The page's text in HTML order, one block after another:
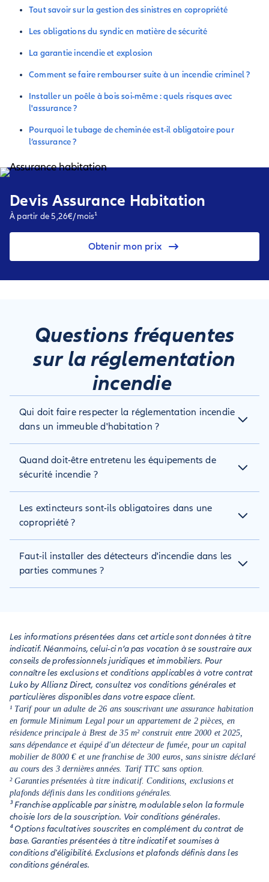
Tout savoir sur la gestion des sinistres en copropriété
Les obligations du syndic en matière de sécurité
La garantie incendie et explosion
Comment se faire rembourser suite à un incendie criminel ?
Installer un poêle à bois soi-même : quels risques avec
l'assurance ?
Pourquoi le tubage de cheminée est-il obligatoire pour
l’assurance ?
Devis Assurance Habitation
À partir de 5,26€/mois¹
Obtenir mon prix
Questions fréquentes
sur la réglementation
incendie
Qui doit faire respecter la réglementation incendie
dans un immeuble d'habitation ?
de sécurités obligatoires soient installés, en bon état de
fonctionnement et non dangereux.
Quand doit-être entretenu les équipements de
sécurité incendie ?
par an au minimum.
Les extincteurs sont-ils obligatoires dans une
copropriété ?
immeubles, mais sont fortement conseillés.
Faut-il installer des détecteurs d'incendie dans les
parties communes ?
Les informations présentées dans cet article sont données à titre
indicatif. Néanmoins, celui-ci n’a pas vocation à se soustraire aux
conseils de professionnels juridiques et immobiliers. Pour
connaître les exclusions et conditions applicables à votre contrat
Luko by Allianz Direct, consultez vos conditions générales et
particulières disponibles dans votre espace client.
¹ Tarif pour un adulte de 26 ans souscrivant une assurance habitation
en formule Minimum Legal pour un appartement de 2 pièces, en
résidence principale à Brest de 35 m² construit entre 2000 et 2025,
sans dépendance et équipé d'un détecteur de fumée, pour un capital
mobilier de 8000 € et une franchise de 300 euros, sans sinistre déclaré
au cours des 3 dernières années. Tarif TTC sans option.
² Garanties présentées à titre indicatif. Conditions, exclusions et
plafonds définis dans les conditions générales.
³ Franchise applicable par sinistre, modulable selon la formule
choisie lors de la souscription. Voir conditions générales.
⁴ Options facultatives souscrites en complément du contrat de
base. Garanties présentées à titre indicatif et soumises à
conditions d'éligibilité. Exclusions et plafonds définis dans les
conditions générales.